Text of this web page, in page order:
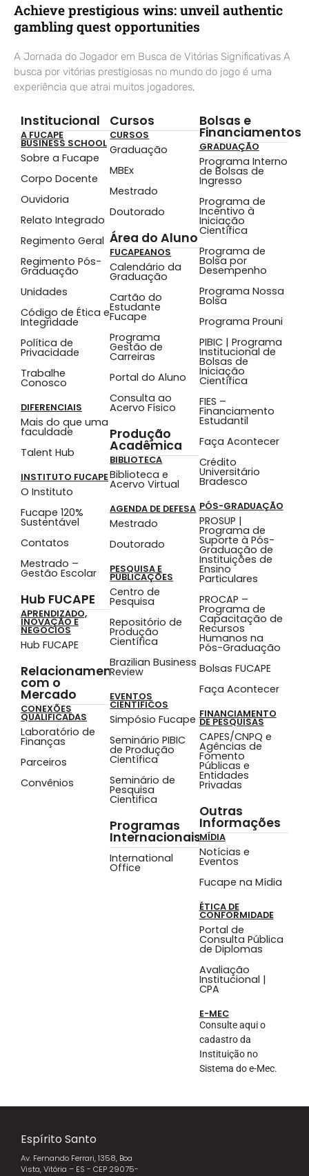
Achieve prestigious wins: unveil authentic
gambling quest opportunities
A Jornada do Jogador em Busca de Vitórias Significativas A
busca por vitórias prestigiosas no mundo do jogo é uma
experiência que atrai muitos jogadores,
Institucional
A FUCAPE
BUSINESS SCHOOL
Sobre a Fucape
Corpo Docente
Ouvidoria
Relato Integrado
Regimento Geral
Regimento Pós-
Graduação
Unidades
Código de Ética e
Integridade
Política de
Privacidade
Trabalhe
Conosco
DIFERENCIAIS
Mais do que uma
faculdade
Talent Hub
INSTITUTO FUCAPE
O Instituto
Fucape 120%
Sustentável
Contatos
Mestrado –
Gestão Escolar
Hub FUCAPE
APRENDIZADO,
INOVAÇÃO E
NEGÓCIOS
Hub FUCAPE
Relacionamento
com o
Mercado
CONEXÕES
QUALIFICADAS
Laboratório de
Finanças
Parceiros
Convênios
Cursos
CURSOS
Graduação
MBEx
Mestrado
Doutorado
Área do Aluno
FUCAPEANOS
Calendário da
Graduação
Cartão do
Estudante
Fucape
Programa
Gestão de
Carreiras
Portal do Aluno
Consulta ao
Acervo Físico
Produção
Acadêmica
BIBLIOTECA
Biblioteca e
Acervo Virtual
AGENDA DE DEFESA
Mestrado
Doutorado
PESQUISA E
PUBLICAÇÕES
Centro de
Pesquisa
Repositório de
Produção
Científica
Brazilian Business
Review
EVENTOS
CIENTÍFICOS
Simpósio Fucape
Seminário PIBIC
de Produção
Científica
Seminário de
Pesquisa
Cientifica
Programas
Internacionais
International
Office
Bolsas e
Financiamentos
GRADUAÇÃO
Programa Interno
de Bolsas de
Ingresso
Programa de
Incentivo à
Iniciação
Científica
Programa de
Bolsa por
Desempenho
Programa Nossa
Bolsa
Programa Prouni
PIBIC | Programa
Institucional de
Bolsas de
Iniciação
Científica
FIES –
Financiamento
Estudantil
Faça Acontecer
Crédito
Universitário
Bradesco
PÓS-GRADUAÇÃO
PROSUP |
Programa de
Suporte à Pós-
Graduação de
Instituições de
Ensino
Particulares
PROCAP –
Programa de
Capacitação de
Recursos
Humanos na
Pós-Graduação
Bolsas FUCAPE
Faça Acontecer
FINANCIAMENTO
DE PESQUISAS
CAPES/CNPQ e
Agências de
Fomento
Públicas e
Entidades
Privadas
Outras
Informações
MÍDIA
Notícias e
Eventos
Fucape na Mídia
ÉTICA DE
CONFORMIDADE
Portal de
Consulta Pública
de Diplomas
Avaliação
Institucional |
CPA
E-MEC
Consulte aqui o
cadastro da
Instituição no
Sistema do e-Mec.
Espírito Santo
Av. Fernando Ferrari, 1358, Boa
Vista, Vitória – ES - CEP 29075-